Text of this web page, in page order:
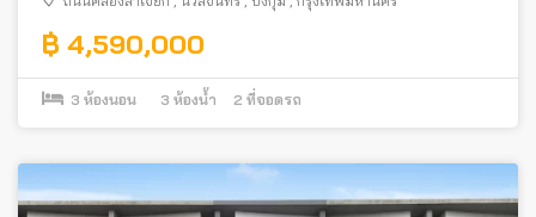
฿ 4,590,000
3 ห้องนอน 3 ห้องน้ำ 2 ที่จอดรถ